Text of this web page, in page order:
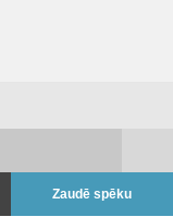
Zaudē spēku